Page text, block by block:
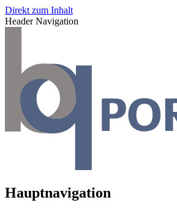
Direkt zum Inhalt
Header Navigation
Hauptnavigation